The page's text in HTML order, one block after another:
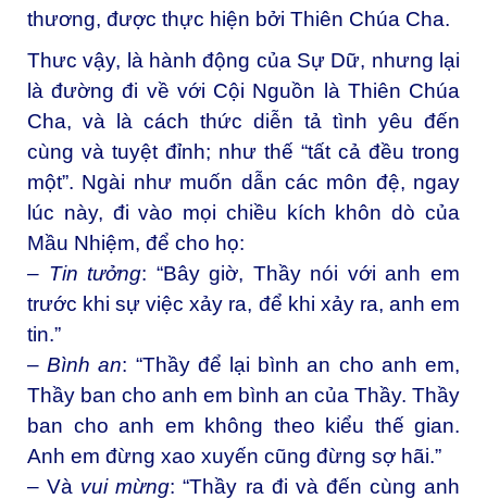
thương, được thực hiện bởi Thiên Chúa Cha.
Thưc vậy, là hành động của Sự Dữ, nhưng lại
là đường đi về với Cội Nguồn là Thiên Chúa
Cha, và là cách thức diễn tả tình yêu đến
cùng và tuyệt đỉnh; như thế “tất cả đều trong
một”. Ngài như muốn dẫn các môn đệ, ngay
lúc này, đi vào mọi chiều kích khôn dò của
Mầu Nhiệm, để cho họ:
– Tin tưởng: “Bây giờ, Thầy nói với anh em
trước khi sự việc xảy ra, để khi xảy ra, anh em
tin.”
– Bình an: “Thầy để lại bình an cho anh em,
Thầy ban cho anh em bình an của Thầy. Thầy
ban cho anh em không theo kiểu thế gian.
Anh em đừng xao xuyến cũng đừng sợ hãi.”
– Và vui mừng: “Thầy ra đi và đến cùng anh